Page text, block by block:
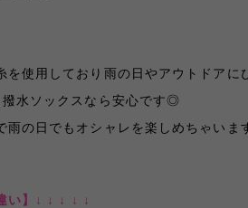
を使用しており雨の日やアウトドアに
撥水ソックスなら安心です◎
雨の日でもオシャレを楽しめちゃいま
い】 ↓ ↓ ↓ ↓ ↓